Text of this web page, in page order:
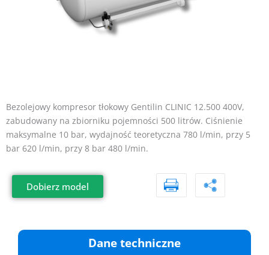
Bezolejowy kompresor tłokowy Gentilin CLINIC 12.500 400V,
zabudowany na zbiorniku pojemności 500 litrów. Ciśnienie
maksymalne 10 bar, wydajność teoretyczna 780 l/min, przy 5
bar 620 l/min, przy 8 bar 480 l/min.
Dobierz model
Dane techniczne